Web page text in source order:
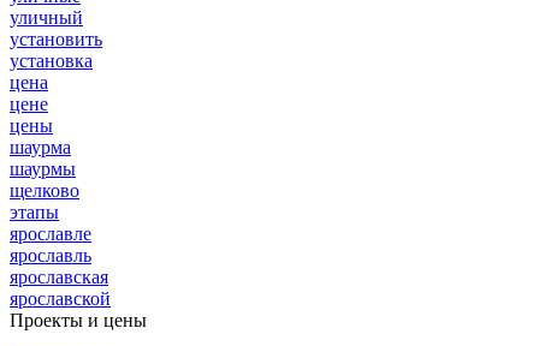
уличный
установить
установка
цена
цене
цены
шаурма
шаурмы
щелково
этапы
ярославле
ярославль
ярославская
ярославской
Проекты и цены